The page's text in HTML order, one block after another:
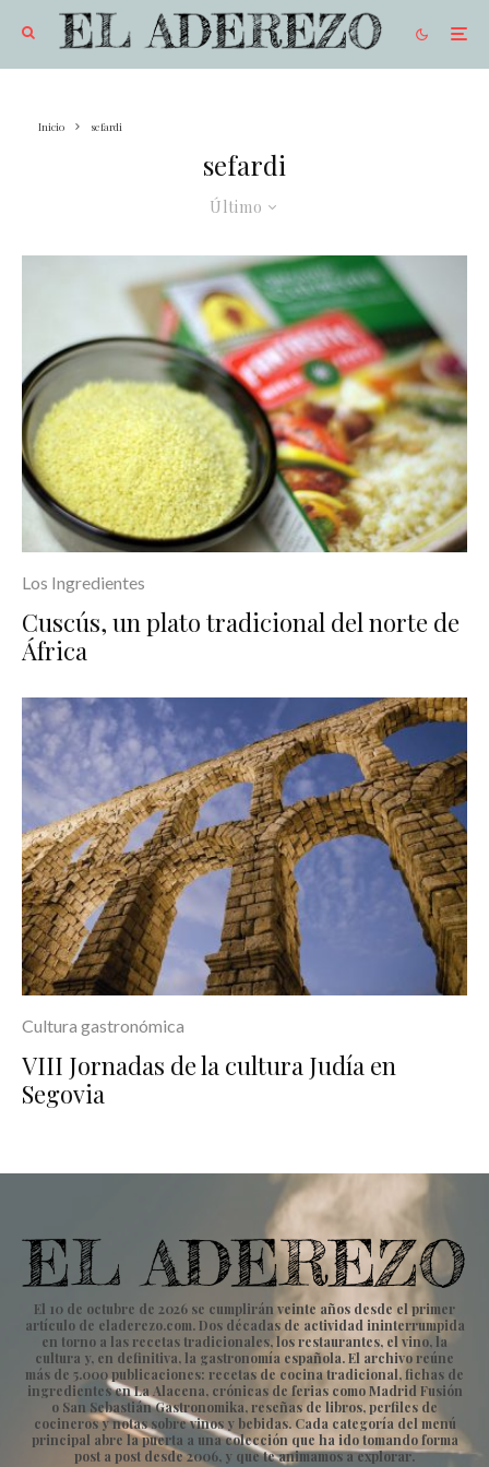
Inicio sefardi
sefardi
Último
Los Ingredientes
Cuscús, un plato tradicional del norte de
África
Cultura gastronómica
VIII Jornadas de la cultura Judía en
Segovia
El 10 de octubre de 2026 se cumplirán veinte años desde el primer
artículo de eladerezo.com. Dos décadas de actividad ininterrumpida
en torno a las recetas tradicionales, los restaurantes, el vino, la
cultura y, en definitiva, la gastronomía española. El archivo reúne
más de 5.000 publicaciones: recetas de cocina tradicional, fichas de
ingredientes en La Alacena, crónicas de ferias como Madrid Fusión
o San Sebastián Gastronomika, reseñas de libros, perfiles de
cocineros y notas sobre vinos y bebidas. Cada categoría del menú
principal abre la puerta a una colección que ha ido tomando forma
post a post desde 2006, y que te animamos a explorar.